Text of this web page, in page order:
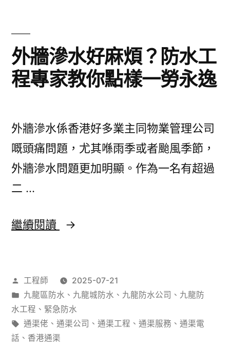
外牆滲水好麻煩？防水工
程專家教你點樣一勞永逸
外牆滲水係香港好多業主同物業管理公司
嘅頭痛問題，尤其喺雨季或者颱風季節，
外牆滲水問題更加明顯。作為一名有超過
二 …
繼續閱讀
外
水
好
麻
煩？
作
者：
工程師
2025-07-21
分
類：
九龍區防水 、 九龍城防水 、 九龍防水公司 、 九龍防
水工程 、 緊急防水
標
籤:
通渠佬 、 通渠公司 、 通渠工程 、 通渠服務 、 通渠電
話 、 香港通渠